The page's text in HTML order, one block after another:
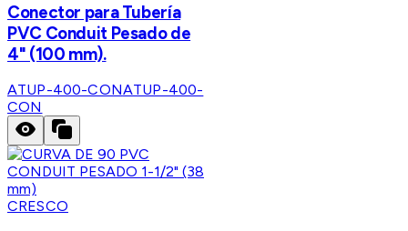
Conector para Tubería
PVC Conduit Pesado de
4" (100 mm).
ATUP-400-CONATUP-400-
CON
CRESCO